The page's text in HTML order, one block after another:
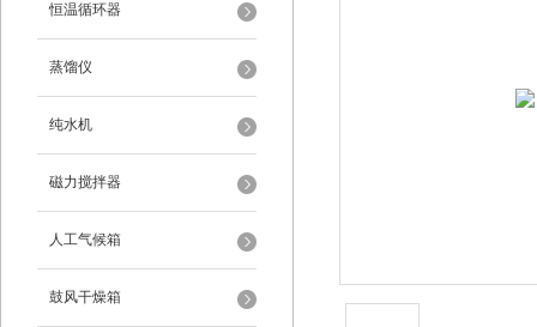
恒温循环器
蒸馏仪
纯水机
磁力搅拌器
人工气候箱
鼓风干燥箱